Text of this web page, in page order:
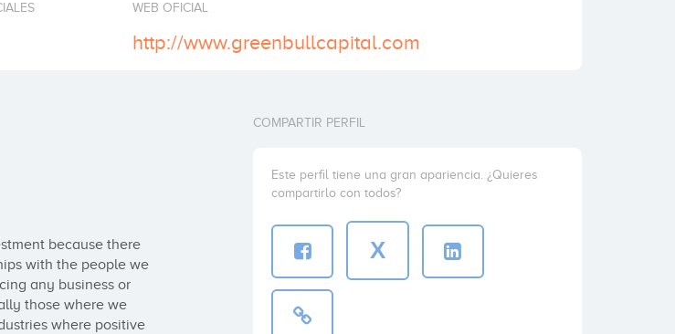
WEB OFICIAL
http://www.greenbullcapital.com
because there
with the people we
any business or
those where we
where positive
COMPARTIR PERFIL
Este perfil tiene una gran apariencia. ¿Quieres
compartirlo con todos?
X